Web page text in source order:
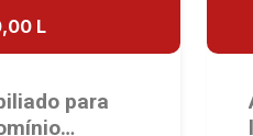
L
para